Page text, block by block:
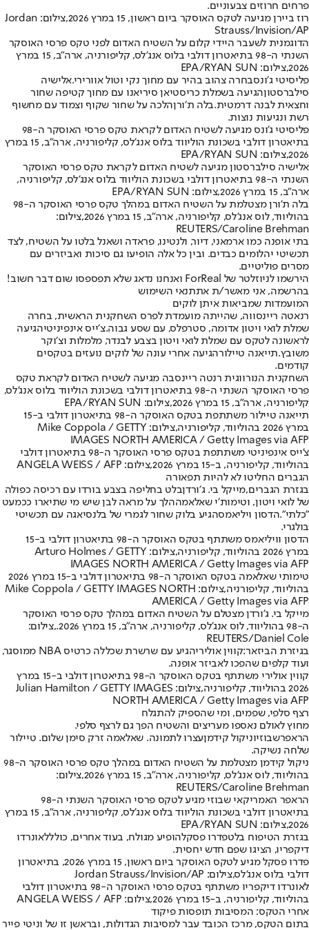
פרחים חרוזים צבעוניים.
רוז ביירן מגיעה לטקס האוסקר ביום ראשון, 15 במרץ 2026,צילום: Jordan
Strauss/Invision/AP
הדוגמנית לשעבר היידי קלום על השטיח האדום לפני טקס פרסי האוסקר
השנתי ה-98 בתיאטרון דולבי בלוס אנג'לס, קליפורניה, ארה"ב, 15 במרץ
2026,צילום: EPA/RYAN SUN
פליסיטי ג׳ונסבחרה צהוב בהיר עם מחוך נקי וטול אוורירי.אלישיה
סילברסטוןהגיעה בשמלת כריסטיאן סיריאנו עם מחוך קטיפה שחור
וחצאית לבנה דרמטית.בלה ת׳ורןהלכה על שחור שקוף וצמוד עם מחשוף
רשת ונגיעות נוצות.
פליסיטי ג'ונס מגיעה לשטיח האדום לקראת טקס פרסי האוסקר ה-98
בתיאטרון דולבי בשכונת הוליווד בלוס אנג'לס, קליפורניה, ארה"ב, 15 במרץ
2026,צילום: EPA/RYAN SUN
אלישיה סילברסטון מגיעה לשטיח האדום לקראת טקס פרסי האוסקר
השנתי ה-98 בתיאטרון דולבי בשכונת הוליווד בלוס אנג'לס, קליפורניה,
ארה"ב, 15 במרץ 2026,צילום: EPA/RYAN SUN
בלה ת'ורן מצטלמת על השטיח האדום במהלך טקס פרסי האוסקר ה-98
בהוליווד, לוס אנג'לס, קליפורניה, ארה"ב, 15 במרץ 2026,צילום:
REUTERS/Caroline Brehman
בתי אופנה כמו ארמאני, דיור, ולנטינו, פראדה ושאנל בלטו על השטיח, לצד
תכשיטי יהלומים כבדים. ובין כל אלה הופיעו גם סיכות ואביזרים עם
מסרים פוליטיים.
הירשמו לניוזלטר של ForReal ואנחנו נדאג שלא תפספסו שום דבר חשוב!
בהרשמה, אני מאשר/ת אתתנאי השימוש
המועמדות שמביאות איתן לוקים
רנאטה ריינסווה, שהייתה מועמדת לפרס השחקנית הראשית, בחרה
שמלת לואי ויטון אדומה, סטרפלס, עם שסע גבוה.צ׳ייס אינפיניטיהגיעה
לראשונה לטקס עם שמלת לואי ויטון בצבע לבנדר, מלמלות וצ׳וקר
משובץ.תייאנה טיילורהגיעה אחרי עונה של לוקים נועזים בטקסים
קודמים.
השחקנית הנורווגית רנטה ריינסבה מגיעה לשטיח האדום לקראת טקס
פרסי האוסקר השנתי ה-98 בתיאטרון דולבי בשכונת הוליווד בלוס אנג'לס,
קליפורניה, ארה"ב, 15 במרץ 2026,צילום: EPA/RYAN SUN
תייאנה טיילור משתתפת בטקס האוסקר ה-98 בתיאטרון דולבי ב-15
במרץ 2026 בהוליווד, קליפורניה,צילום: Mike Coppola / GETTY
IMAGES NORTH AMERICA / Getty Images via AFP
צ'ייס אינפיניטי משתתפת בטקס פרסי האוסקר ה-98 בתיאטרון דולבי
בהוליווד, קליפורניה, ב-15 במרץ 2026,צילום: ANGELA WEISS / AFP
הגברים החליטו לא להיות תפאורה
בגזרת הגברים,מייקל בי. ג׳ורדןבלט בחליפה בצבע בורדו עם רכיסה כפולה
של לואי ויטון, וטימות׳י שאלאמההלך על מראה לבן שיש מי שתיארו ככמעט
"כלתי".הדסון ויליאמסהגיע בלוק שחור לגמרי של בלנסיאגה עם תכשיטי
בולגרי.
הדסון וויליאמס משתתף בטקס האוסקר ה-98 בתיאטרון דולבי ב-15
במרץ 2026 בהוליווד, קליפורניה,צילום: Arturo Holmes / GETTY
IMAGES NORTH AMERICA / Getty Images via AFP
טימותי שאלאמה בטקס האוסקר ה-98 בתיאטרון דולבי ב-15 במרץ 2026
בהוליווד, קליפורניה,צילום: Mike Coppola / GETTY IMAGES NORTH
AMERICA / Getty Images via AFP
מייקל בי. ג'ורדן מצטלם על השטיח האדום במהלך טקס פרסי האוסקר
ה-98 בהוליווד, לוס אנג'לס, קליפורניה, ארה"ב, 15 במרץ 2026.,צילום:
REUTERS/Daniel Cole
בגיזרת הביזאר:קווין אולירי
הגיע עם שרשרת שכללה כרטיס NBA ממוסגר,
ועוד קלפים שהפכו לאביזר אופנה.
קווין אולירי משתתף בטקס האוסקר ה-98 בתיאטרון דולבי ב-15 במרץ
2026 בהוליווד, קליפורניה,צילום: Julian Hamilton / GETTY IMAGES
NORTH AMERICA / Getty Images via AFP
רצף סלפי, שפמים, ומי שהספיק להתגלח
מחוץ לאולם נאספו מעריצים והשטיח הפך גם לרצף סלפי.
הראפרשבוזיוניקול קידמןעצרו לתמונה. שאלאמה זרק סימן שלום. טיילור
שלחה נשיקה.
ניקול קידמן מצטלמת על השטיח האדום במהלך טקס פרסי האוסקר ה-98
בהוליווד, לוס אנג'לס, קליפורניה, ארה"ב, 15 במרץ 2026,צילום:
REUTERS/Caroline Brehman
הראפר האמריקאי שבוזי מגיע לטקס פרסי האוסקר השנתי ה-98
בתיאטרון דולבי בשכונת הוליווד בלוס אנג'לס, קליפורניה, ארה"ב, 15 במרץ
2026,צילום: EPA/RYAN SUN
בגזרת הטיפוח בלטפדרו פסקלהופיע מגולח, בעוד אחרים, כולללאונרדו
דיקפריו, הציגו שפם חדש יחסית.
פדרו פסקל מגיע לטקס האוסקר ביום ראשון, 15 במרץ 2026, בתיאטרון
דולבי בלוס אנג'לס,צילום: Jordan Strauss/Invision/AP
לאונרדו דיקפריו משתתף בטקס פרסי האוסקר ה-98 בתיאטרון דולבי
בהוליווד, קליפורניה, ב-15 במרץ 2026,צילום: ANGELA WEISS / AFP
אחרי הטקס: המסיבות תופסות פיקוד
בתום הטקס, מרכז הכובד עבר למסיבות הגדולות, ובראשן זו של וניטי פייר